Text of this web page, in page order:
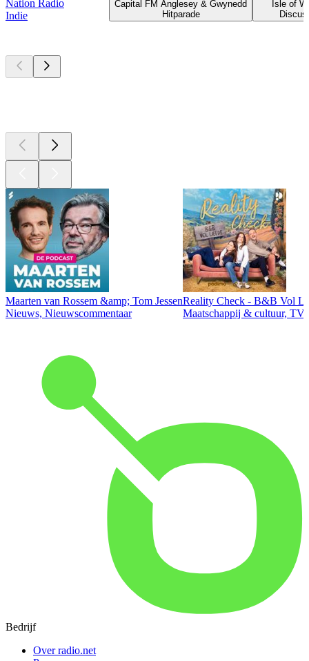
Nation Radio
Indie
Capital FM Anglesey & Gwynedd
Hitparade
Isle of
Maarten van Rossem &amp; Tom Jessen
Nieuws, Nieuwscommentaar
Reality Check - B&B Vol
Maatschappij & cultuur,
Bedrijf
Over radio.net